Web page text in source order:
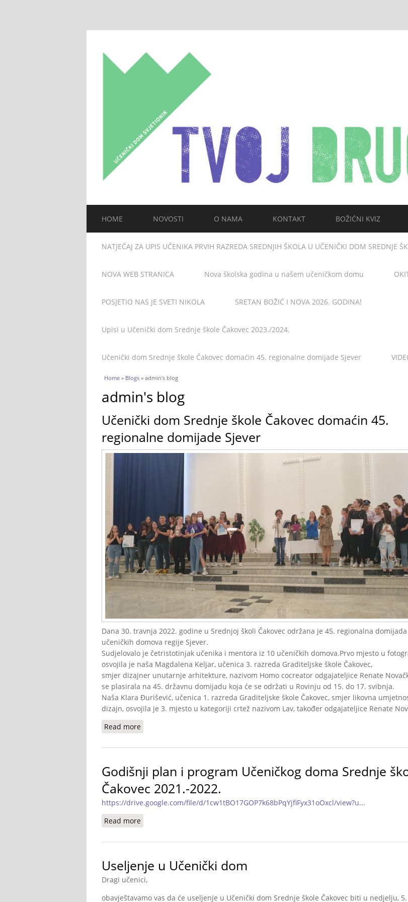
HOME NOVOSTI O NAMA KONTAKT BOŽIĆNI KVIZ
NATJEČAJ ZA UPIS UČENIKA PRVIH RAZREDA SREDNJIH ŠKOLA U UČENIČKI DOM
NOVA WEB STRANICA Nova školska godina u našem učeničkom domu
POSJETIO NAS JE SVETI NIKOLA SRETAN BOŽIĆ I NOVA 2026. GODINA!
Upisi u Učenički dom Srednje škole Čakovec 2023./2024.
Učenički dom Srednje škole Čakovec domaćin 45. regionalne domijade Sjever
You are here
Home » Blogs » admin's blog
admin's blog
Učenički dom Srednje škole Čakovec domaćin 45.
regionalne domijade Sjever
Dana 30. travnja 2022. godine u Srednjoj školi Čakovec održana je 45. regionalna domijada
učeničkih domova regije Sjever.
Sudjelovalo je četristotinjak učenika i mentora iz 10 učeničkih domova.Prvo mjesto u
osvojila je naša Magdalena Keljar, učenica 3. razreda Graditeljske škole Čakovec,
smjer dizajner unutarnje arhitekture, nazivom Homo cocreator odgajateljice Renate
se plasirala na 45. državnu domijadu koja će se održati u Rovinju od 15. do 17. svibnja.
Naša Klara Đurišević, učenica 1. razreda Graditeljske škole Čakovec, smjer likovna
dizajn, osvojila je 3. mjesto u kategoriji crtež nazivom Lav, također odgajateljice Renate
Read more
Godišnji plan i program Učeničkog doma Srednje
Čakovec 2021.-2022.
https://drive.google.com/file/d/1cw1tBO17GOP7k68bPqYjfiFyx31oOxcl/view?u...
Read more
Useljenje u Učenički dom
Dragi učenici,
obavještavamo vas da će useljenje u Učenički dom Srednje škole Čakovec biti u nedjelju, 5.